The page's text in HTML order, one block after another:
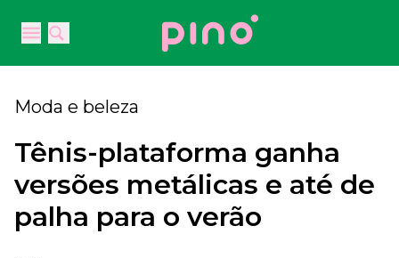
Open main menu
Open main menu
Your Company
Moda e beleza
Tênis-plataforma ganha
versões metálicas e até de
palha para o verão